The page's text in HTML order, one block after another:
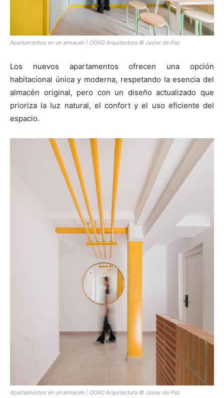
Apartamentos en un almacén | OOIIO Arquitectura © Javier de Paz
Los nuevos apartamentos ofrecen una opción
habitacional única y moderna, respetando la esencia del
almacén original, pero con un diseño actualizado que
prioriza la luz natural, el confort y el uso eficiente del
espacio.
Apartamentos en un almacén | OOIIO Arquitectura © Javier de Paz